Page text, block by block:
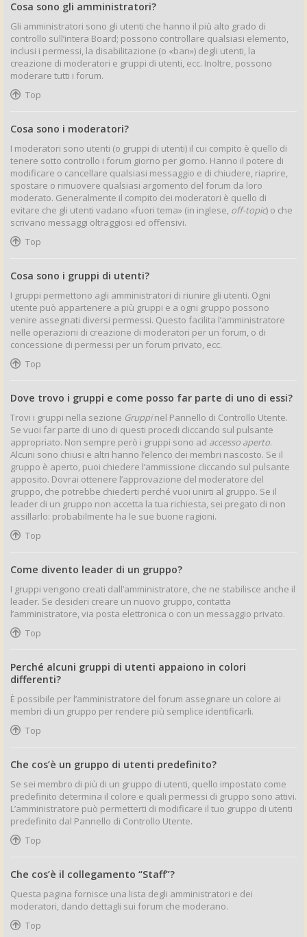
Cosa sono gli amministratori?
Gli amministratori sono gli utenti che hanno il più alto grado di
controllo sull’intera Board; possono controllare qualsiasi elemento,
inclusi i permessi, la disabilitazione (o «ban») degli utenti, la
creazione di moderatori e gruppi di utenti, ecc. Inoltre, possono
moderare tutti i forum.
Top
Cosa sono i moderatori?
I moderatori sono utenti (o gruppi di utenti) il cui compito è quello di
tenere sotto controllo i forum giorno per giorno. Hanno il potere di
modificare o cancellare qualsiasi messaggio e di chiudere, riaprire,
spostare o rimuovere qualsiasi argomento del forum da loro
moderato. Generalmente il compito dei moderatori è quello di
evitare che gli utenti vadano «fuori tema» (in inglese, off-topic) o che
scrivano messaggi oltraggiosi ed offensivi.
Top
Cosa sono i gruppi di utenti?
I gruppi permettono agli amministratori di riunire gli utenti. Ogni
utente può appartenere a più gruppi e a ogni gruppo possono
venire assegnati diversi permessi. Questo facilita l’amministratore
nelle operazioni di creazione di moderatori per un forum, o di
concessione di permessi per un forum privato, ecc.
Top
Dove trovo i gruppi e come posso far parte di uno di essi?
Trovi i gruppi nella sezione Gruppinel Pannello di Controllo Utente.
Se vuoi far parte di uno di questi procedi cliccando sul pulsante
appropriato. Non sempre però i gruppi sono ad accesso aperto.
Alcuni sono chiusi e altri hanno l’elenco dei membri nascosto. Se il
gruppo è aperto, puoi chiedere l’ammissione cliccando sul pulsante
apposito. Dovrai ottenere l’approvazione del moderatore del
gruppo, che potrebbe chiederti perché vuoi unirti al gruppo. Se il
leader di un gruppo non accetta la tua richiesta, sei pregato di non
assillarlo: probabilmente ha le sue buone ragioni.
Top
Come divento leader di un gruppo?
I gruppi vengono creati dall’amministratore, che ne stabilisce anche il
leader. Se desideri creare un nuovo gruppo, contatta
l’amministratore, via posta elettronica o con un messaggio privato.
Top
Perché alcuni gruppi di utenti appaiono in colori
differenti?
È possibile per l’amministratore del forum assegnare un colore ai
membri di un gruppo per rendere più semplice identificarli.
Top
Che cos’è un gruppo di utenti predefinito?
Se sei membro di più di un gruppo di utenti, quello impostato come
predefinito determina il colore e quali permessi di gruppo sono attivi.
L’amministratore può permetterti di modificare il tuo gruppo di utenti
predefinito dal Pannello di Controllo Utente.
Top
Che cos’è il collegamento “Staff”?
Questa pagina fornisce una lista degli amministratori e dei
moderatori, dando dettagli sui forum che moderano.
Top